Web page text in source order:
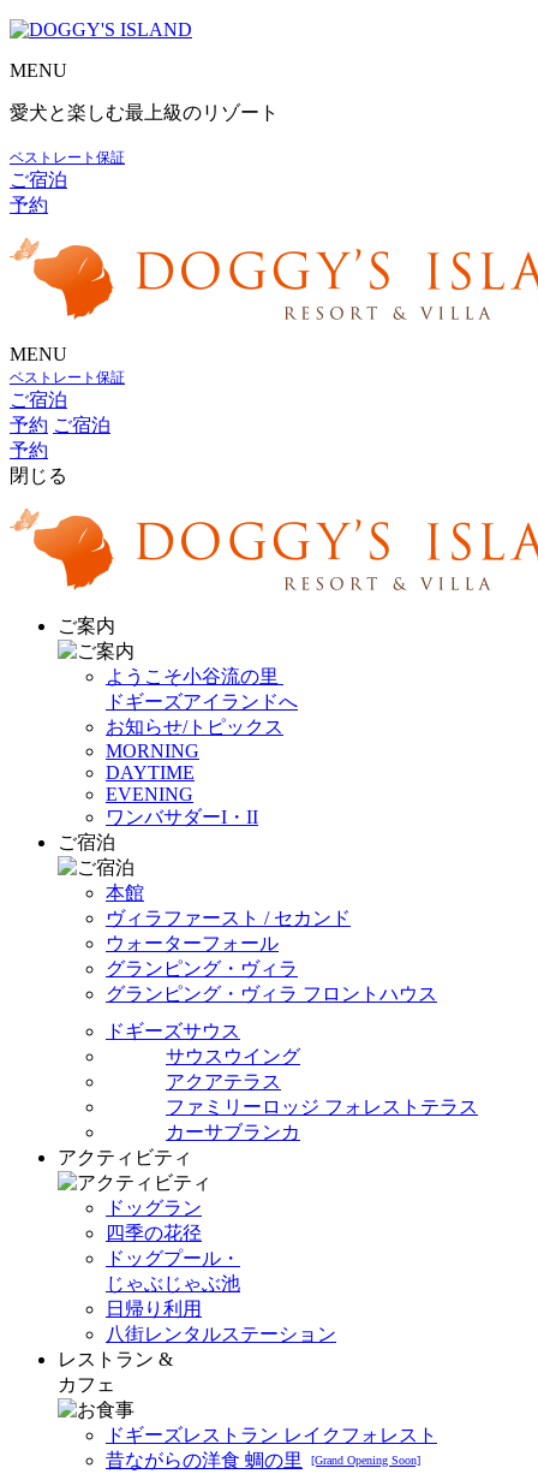
MENU
愛犬と楽しむ最上級のリゾート
ベストレート保証
ご宿泊
予約
MENU
ベストレート保証
ご宿泊
予約 ご宿泊
予約
閉じる
ご案内
ようこそ小谷流の里
ドギーズアイランドへ
お知らせ/トピックス
MORNING
DAYTIME
EVENING
ワンバサダーI・II
ご宿泊
本館
ヴィラファースト / セカンド
ウォーターフォール
グランピング・ヴィラ
グランピング・ヴィラ フロントハウス
ドギーズサウス
サウスウイング
アクアテラス
ファミリーロッジ フォレストテラス
カーサブランカ
アクティビティ
ドッグラン
四季の花径
ドッグプール・
じゃぶじゃぶ池
日帰り利用
八街レンタルステーション
レストラン &
カフェ
ドギーズレストラン レイクフォレスト
昔ながらの洋食 蜩の里
[Grand Opening Soon]